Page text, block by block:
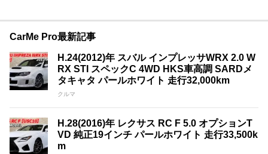
CarMe Pro最新記事
H.24(2012)年 スバル インプレッサWRX 2.0 W
RX STI スペックC 4WD HKS車高調 SARDメ
タキャタ パールホワイト 走行32,000km
クルマ
H.28(2016)年 レクサス RC F 5.0 オプションT
VD 純正19インチ パールホワイト 走行33,500k
m